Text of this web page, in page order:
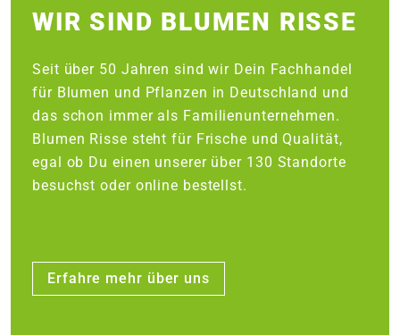
WIR SIND BLUMEN RISSE
Seit über 50 Jahren sind wir Dein Fachhandel
für Blumen und Pflanzen in Deutschland und
das schon immer als Familienunternehmen.
Blumen Risse steht für Frische und Qualität,
egal ob Du einen unserer über 130 Standorte
besuchst oder online bestellst.
Erfahre mehr über uns